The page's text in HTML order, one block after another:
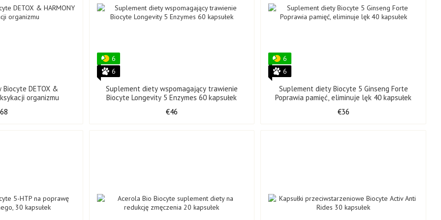
Korzyści ze stosowania produktów Biocyte
Wygodne formaty– kapsułki, proszki, napoje, witaminy do żucia.
Wysoka skuteczność– udowodnione rezultaty: poprawa nawilżenia skóry do +63%, redukcja głębokości zmarszczek do
-22%, wzrost elastyczności skóry do +25%.
– Kontrola na każdym etapie: od opracowania formuły po pakowanie.
Collagen Express
– zawiera kolagen morski. Badania kliniczne wykazały, że po 90 dniach liczba zmarszczek
okołooczodołowych zmniejsza się o 13%.
DETOX &
organizmu
6
6
Suplement diety wspomagający trawienie
Biocyte Longevity 5 Enzymes 60 kapsułek
€46
6
6
Suplement diety Biocyte 5 Ginseng Forte
Poprawia pamięć, eliminuje lęk 40 kapsułek
€36